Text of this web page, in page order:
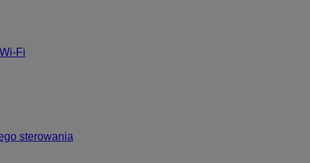
Wi-Fi
sterowania